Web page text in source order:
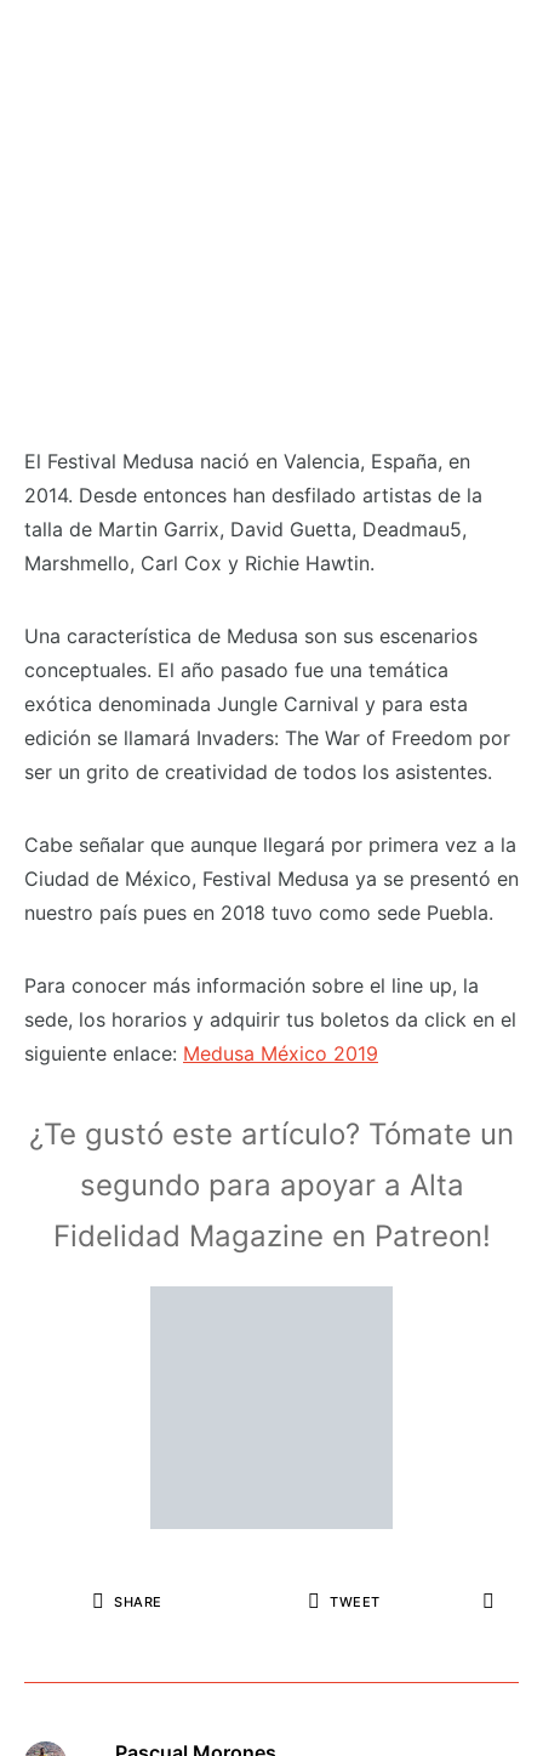
El Festival Medusa nació en Valencia, España, en
2014. Desde entonces han desfilado artistas de la
talla de Martin Garrix, David Guetta, Deadmau5,
Marshmello, Carl Cox y Richie Hawtin.
Una característica de Medusa son sus escenarios
conceptuales. El año pasado fue una temática
exótica denominada Jungle Carnival y para esta
edición se llamará Invaders: The War of Freedom por
ser un grito de creatividad de todos los asistentes.
Cabe señalar que aunque llegará por primera vez a la
Ciudad de México, Festival Medusa ya se presentó en
nuestro país pues en 2018 tuvo como sede Puebla.
Para conocer más información sobre el line up, la
sede, los horarios y adquirir tus boletos da click en el
siguiente enlace: Medusa México 2019
¿Te gustó este artículo? Tómate un
segundo para apoyar a Alta
Fidelidad Magazine en Patreon!
SHARE TWEET